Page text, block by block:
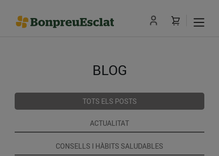
BLOG
TOTS ELS POSTS
ACTUALITAT
CONSELLS I HÀBITS SALUDABLES